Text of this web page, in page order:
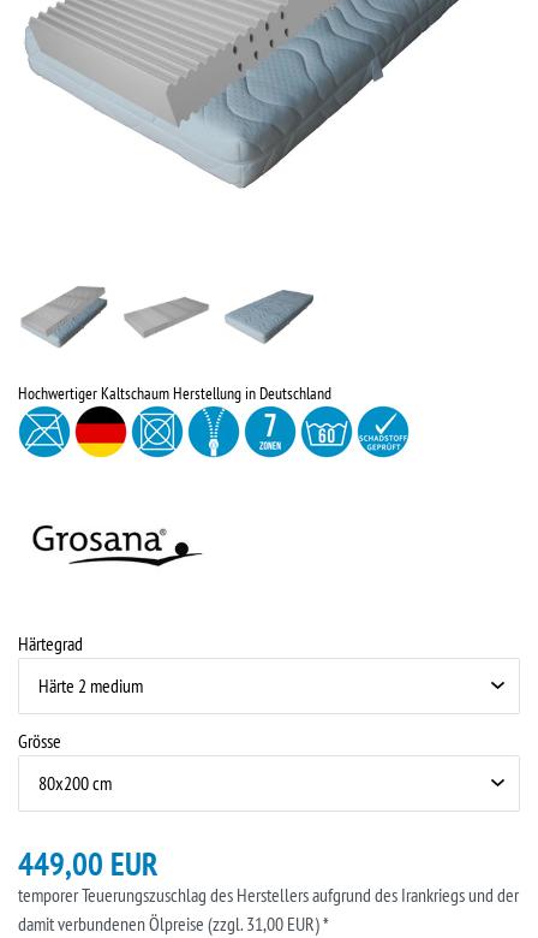
Hochwertiger Kaltschaum Herstellung in Deutschland
Härtegrad
Grösse
449,00 EUR
temporer Teuerungszuschlag des Herstellers aufgrund des Irankriegs und der
damit verbundenen Ölpreise (zzgl. 31,00 EUR) *